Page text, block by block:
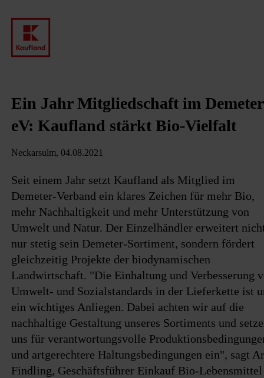
Ein Jahr Mitgliedschaft im Demeter
eV: Kaufland stärkt Bio-Vielfalt
Neckarsulm, 04.08.2021
Seit einem Jahr setzt Kaufland als Mitglied im
Demeter-Verband ein klares Zeichen für mehr Bio,
mehr Nachhaltigkeit und mehr Unterstützung von
Umwelt und Natur. Der Einzelhändler erweitert
nur stetig sein Demeter-Sortiment, sondern fördert
gleichzeitig Projekte der biodynamischen
Landwirtschaft. "Die Einhaltung und Verbesserung
Umwelt- und Sozialstandards in der Lieferkette ist
ein wichtiges Anliegen. Dabei achten wir auf die
nachhaltige Gestaltung unseres Sortiments und
uns für verantwortungsvolle
und artgerechtere Haltungsbedingungen ein", sagt
Findling, Geschäftsführer Einkauf Bio-Lebensmittel